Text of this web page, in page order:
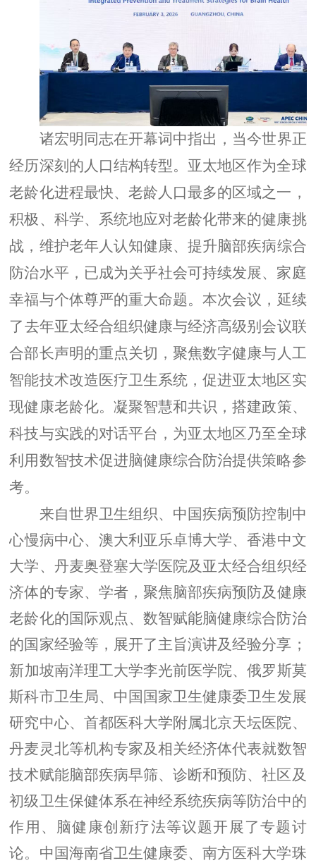
诸宏明同志在开幕词中指出，当今世界正
经历深刻的人口结构转型。亚太地区作为全球
老龄化进程最快、老龄人口最多的区域之一，
积极、科学、系统地应对老龄化带来的健康挑
战，维护老年人认知健康、提升脑部疾病综合
防治水平，已成为关乎社会可持续发展、家庭
幸福与个体尊严的重大命题。本次会议，延续
了去年亚太经合组织健康与经济高级别会议联
合部长声明的重点关切 ， 聚焦数字健康与人工
智能技术改造医疗卫生系统，促进亚太地区实
现健康老龄化。 凝聚智慧和共识，搭建政策、
科技与实践的对话平台，为亚太地区乃至全球
利用数智技术促进脑健康综合防治提供策略参
考。
来自世界卫生组织、中国疾病预防控制中
心慢病中心、澳大利亚乐卓博大学、香港中文
大学、 丹麦奥登塞大学 医院及亚太经合组织经
济体的专家、学者， 聚焦脑部疾病预防及健康
老龄化的国际观点、数智赋能脑健康综合防治
的国家经验等，展开了主旨演讲及经验分享 ；
新加坡南洋理工大学李光前医学院、俄罗斯莫
斯科市卫生局、 中国 国家卫生健康委卫生发展
研究中心、 首都医科大学附属北京天坛医院、
丹麦灵北等机构专家及相关经济体代表就数智
技术赋能脑部疾病早筛、诊断和预防、社区及
初级卫生保健体系在神经系统疾病等防治中的
作用 、 脑健康创新疗法等议题开展了专题讨
论。中国海南省卫生健康委、南方医科大学珠